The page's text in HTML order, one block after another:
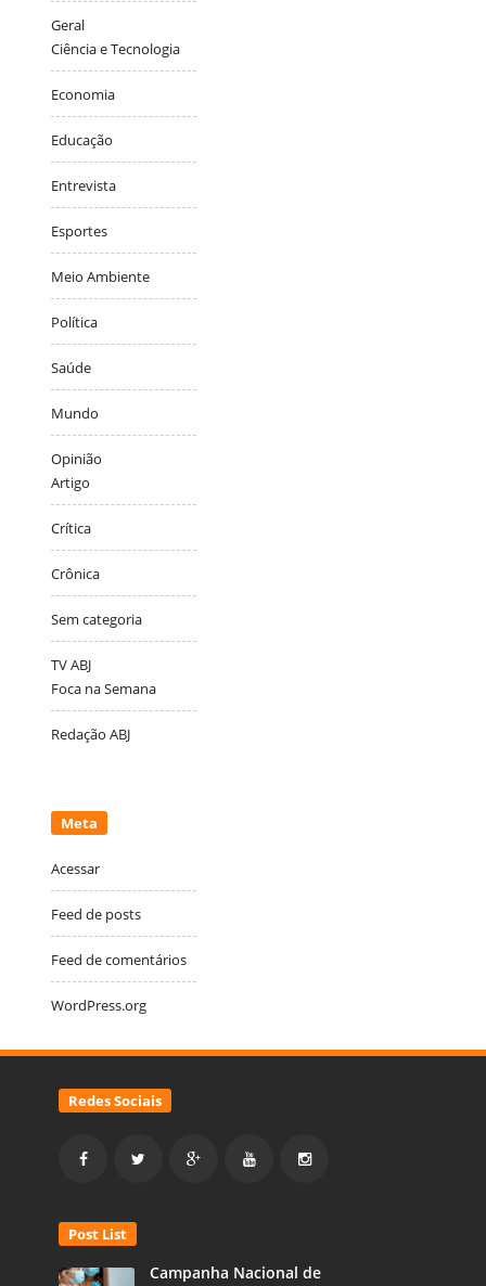
Geral
Ciência e Tecnologia
Economia
Educação
Entrevista
Esportes
Meio Ambiente
Política
Saúde
Mundo
Opinião
Artigo
Crítica
Crônica
Sem categoria
TV ABJ
Foca na Semana
Redação ABJ
Meta
Acessar
Feed de posts
Feed de comentários
WordPress.org
Redes Sociais
Post List
Campanha Nacional de